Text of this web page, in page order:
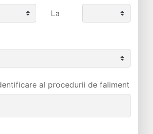
La
al procedurii de faliment